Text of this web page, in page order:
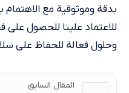
بدقة وموثوقية مع الاهتمام
للاعتماد علينا للحصول
وحلول فعالة للحفاظ على
المقال السابق